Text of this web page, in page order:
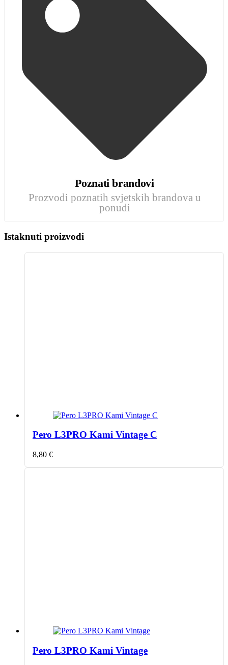
Poznati brandovi
Prozvodi poznatih svjetskih brandova u
ponudi
Istaknuti proizvodi
Pero L3PRO Kami Vintage C
8,80 €
Pero L3PRO Kami Vintage